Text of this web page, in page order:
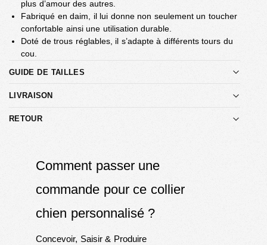
plus d’amour des autres.
Fabriqué en daim, il lui donne non seulement un toucher
confortable ainsi une utilisation durable.
Doté de trous réglables, il s’adapte à différents tours du
cou.
GUIDE DE TAILLES
LIVRAISON
RETOUR
Comment passer une
commande pour ce collier
chien personnalisé ?
Concevoir, Saisir & Produire